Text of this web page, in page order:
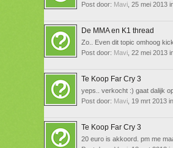
Post door: Mavi ,25 mei 2013
De MMA en K1 thread
Zo.. Even dit topic omhoog
Post door: Mavi ,22 mei 2013
Te Koop Far Cry 3
yeps.. verkocht :) gaat dalijk
Post door: Mavi 19 mrt 2013
Te Koop Far Cry 3
20 euro is akkoord. pm me